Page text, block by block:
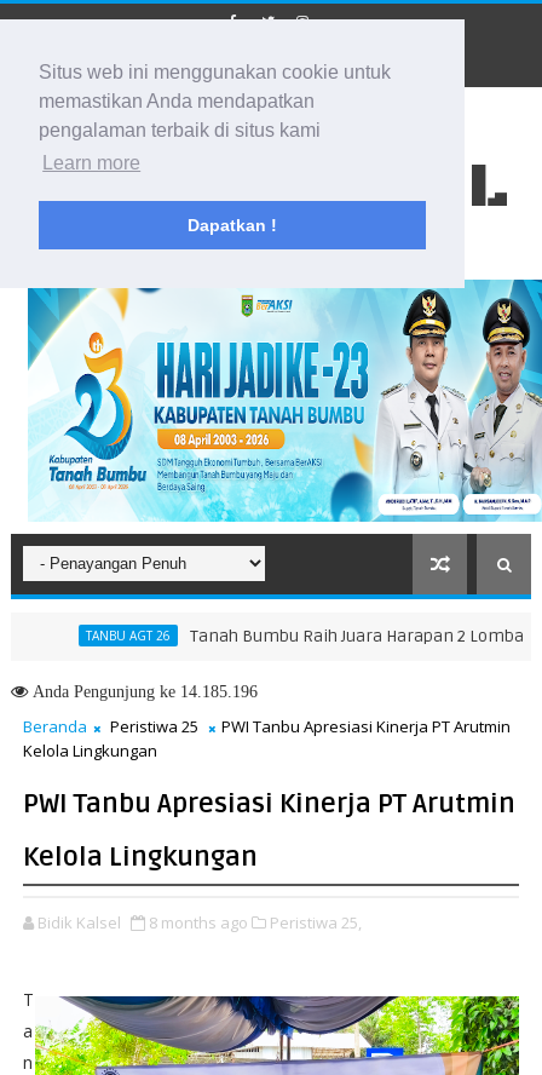
Situs web ini menggunakan cookie untuk
memastikan Anda mendapatkan
pengalaman terbaik di situs kami
Learn more
Dapatkan !
BIDIK KALSEL
Membidik Ke Segala Arah
TANBU AGT 26 Tanah Bumbu Raih Juara Harapan 2 Lomba Masak
AndaPengunjung ke 14.185.196
Beranda Peristiwa 25
PWI Tanbu Apresiasi Kinerja PT Arutmin
Kelola Lingkungan
PWI Tanbu Apresiasi Kinerja PT Arutmin
Kelola Lingkungan
Bidik Kalsel 8 months ago Peristiwa 25,
T
a
n